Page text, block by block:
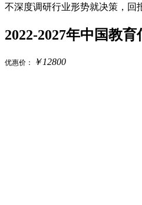
不深度调研行业形势就决策，回
2022-2027年中国教
优惠价： ￥12800